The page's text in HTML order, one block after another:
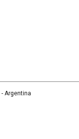
- Argentina